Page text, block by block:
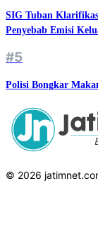
SIG Tuban
Penyebab Emisi
#5
Polisi Bongkar
© 2026